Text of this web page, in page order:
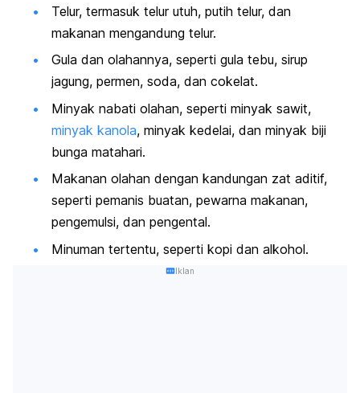
Telur, termasuk telur utuh, putih telur, dan
makanan mengandung telur.
Gula dan olahannya, seperti gula tebu, sirup
jagung, permen, soda, dan cokelat.
Minyak nabati olahan, seperti minyak sawit,
minyak kanola, minyak kedelai, dan minyak biji
bunga matahari.
Makanan olahan dengan kandungan zat aditif,
seperti pemanis buatan, pewarna makanan,
pengemulsi, dan pengental.
Minuman tertentu, seperti kopi dan alkohol.
Iklan